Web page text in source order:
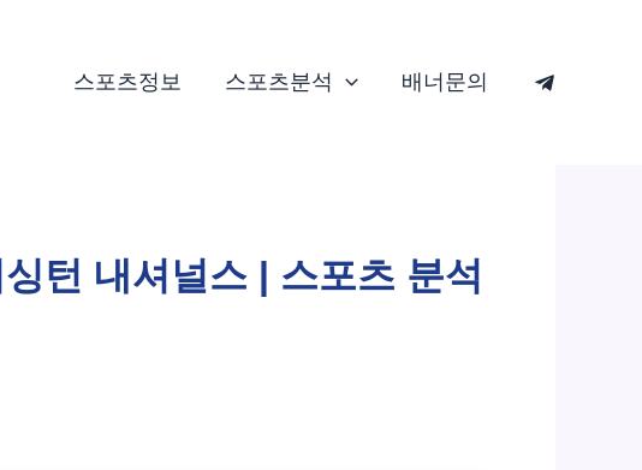
스포츠정보 스포츠분석 배너문의
턴 내셔널스 | 스포츠 분석